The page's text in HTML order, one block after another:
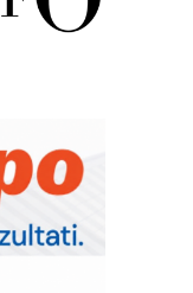
godina
u
standard